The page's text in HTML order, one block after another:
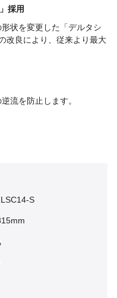
採用
状を変更した「デルタシ
改良により、従来より最大
流を防止します。
S